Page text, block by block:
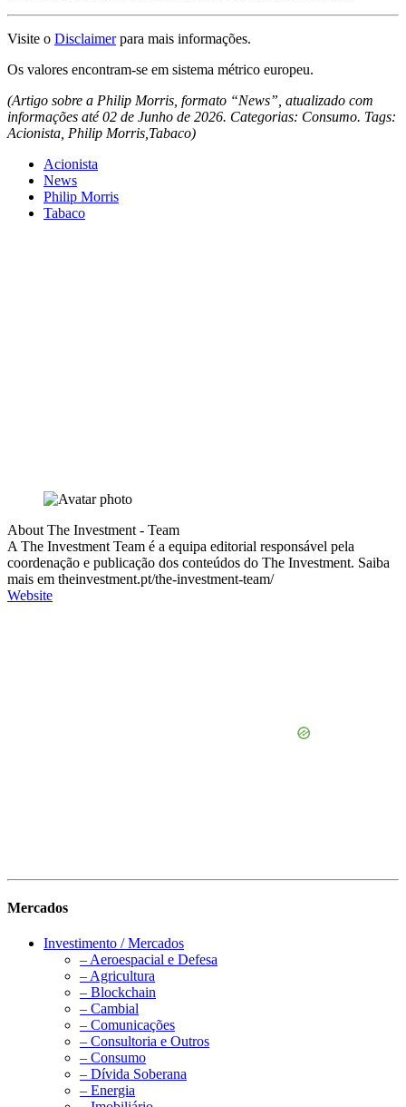
Visite o Disclaimerpara mais informações.
Os valores encontram-se em sistema métrico europeu.
(Artigo sobre a Philip Morris, formato “News”, atualizado com
informações até 02 de Junho de 2026. Categorias: Consumo. Tags:
Acionista, Philip Morris,Tabaco)
Acionista
News
Philip Morris
Tabaco
About The Investment - Team
A The Investment Team é a equipa editorial responsável pela
coordenação e publicação dos conteúdos do The Investment. Saiba
mais em theinvestment.pt/the-investment-team/
Website
Mercados
Investimento / Mercados
– Aeroespacial e Defesa
– Agricultura
– Blockchain
– Cambial
– Comunicações
– Consultoria e Outros
– Consumo
– Dívida Soberana
– Energia